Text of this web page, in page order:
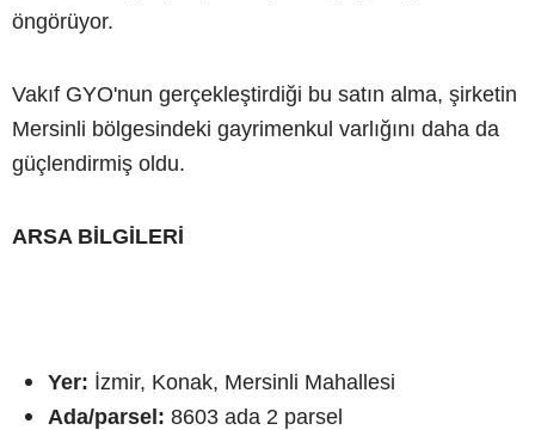
öngörüyor.
Vakıf GYO'nun gerçekleştirdiği bu satın alma, şirketin
Mersinli bölgesindeki gayrimenkul varlığını daha da
güçlendirmiş oldu.
ARSA BİLGİLERİ
Yer: İzmir, Konak, Mersinli Mahallesi
Ada/parsel: 8603 ada 2 parsel